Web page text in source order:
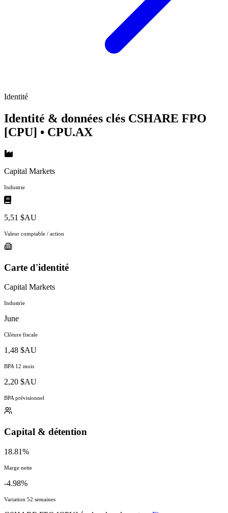
Identité
Identité & données clés CSHARE FPO
[CPU] • CPU.AX
Capital Markets
Industrie
5,51 $AU
Valeur comptable / action
Carte d'identité
Capital Markets
Industrie
June
Clôture fiscale
1,48 $AU
BPA 12 mois
2,20 $AU
BPA prévisionnel
Capital & détention
18.81%
Marge nette
-4.98%
Variation 52 semaines